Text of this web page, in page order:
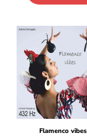
Flamenco vibes